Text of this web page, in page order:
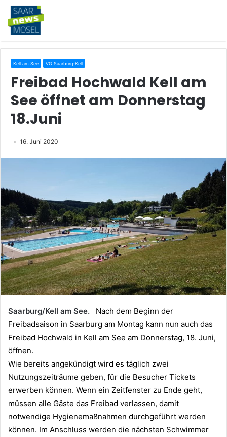
Kell am See VG Saarburg-Kell
Freibad Hochwald Kell am
See öffnet am Donnerstag
18.Juni
16. Juni 2020
Saarburg/Kell am See. Nach dem Beginn der
Freibadsaison in Saarburg am Montag kann nun auch das
Freibad Hochwald in Kell am See am Donnerstag, 18. Juni,
öffnen.
Wie bereits angekündigt wird es täglich zwei
Nutzungszeiträume geben, für die Besucher Tickets
erwerben können. Wenn ein Zeitfenster zu Ende geht,
müssen alle Gäste das Freibad verlassen, damit
notwendige Hygienemaßnahmen durchgeführt werden
können. Im Anschluss werden die nächsten Schwimmer